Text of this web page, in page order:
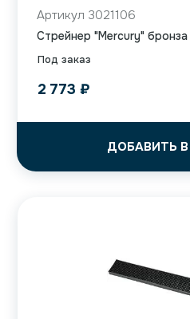
Под заказ
Артикул 3021106
Cтрейнер "Mercury" бронза
2 773 ₽
ДОБАВИТЬ